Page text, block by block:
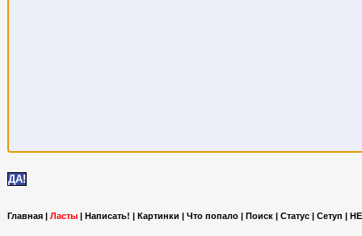
Главная | Ласты | Написать! | Картинки | Что попало | Поиск | Статус | Сетуп |